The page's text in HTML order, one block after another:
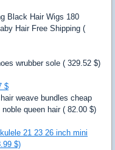
Black Hair Wigs 180
Hair Free Shipping (
wrubber sole ( 329.52 $)
$
weave bundles cheap
queen hair ( 82.00 $)
21 23 26 inch mini
$)